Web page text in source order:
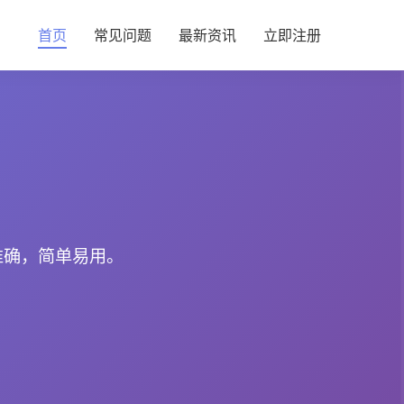
首页 常见问题 最新资讯 立即注册
，简单易用。